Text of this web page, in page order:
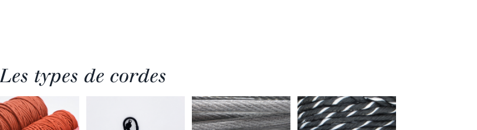
Les types de cordes